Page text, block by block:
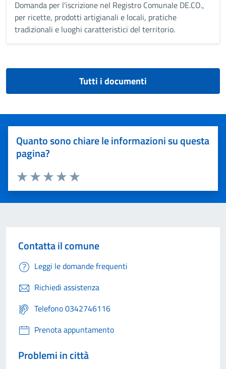
Domanda per l'iscrizione nel Registro Comunale DE.CO.,
per ricette, prodotti artigianali e locali, pratiche
tradizionali e luoghi caratteristici del territorio.
Tutti i documenti
Quanto sono chiare le informazioni su questa
pagina?
Valuta 5 stelle su 5
Valuta 4 stelle su 5
Valuta 3 stelle su 5
Valuta 2 stelle su 5
Valuta 1 stelle su 5
Contatta il comune
Leggi le domande frequenti
Richiedi assistenza
Telefono 0342746116
Prenota appuntamento
Problemi in città